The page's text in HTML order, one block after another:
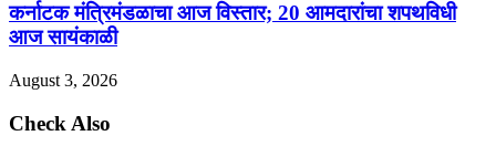
कर्नाटक मंत्रिमंडळाचा आज विस्तार; 20 आमदारांचा शपथविधी
आज सायंकाळी
August 3, 2026
Check Also